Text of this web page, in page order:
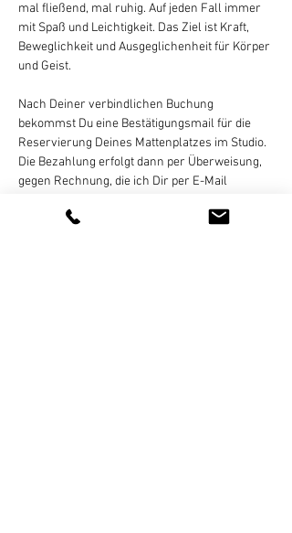
mal fließend, mal ruhig. Auf jeden Fall immer
mit Spaß und Leichtigkeit. Das Ziel ist Kraft,
Beweglichkeit und Ausgeglichenheit für Körper
und Geist.
Nach Deiner verbindlichen Buchung
bekommst Du eine Bestätigungsmail für die
Reservierung Deines Mattenplatzes im Studio.
Die Bezahlung erfolgt dann per Überweisung,
gegen Rechnung, die ich Dir per E-Mail
nicht möglich! Eine Stornierung des gebuchten